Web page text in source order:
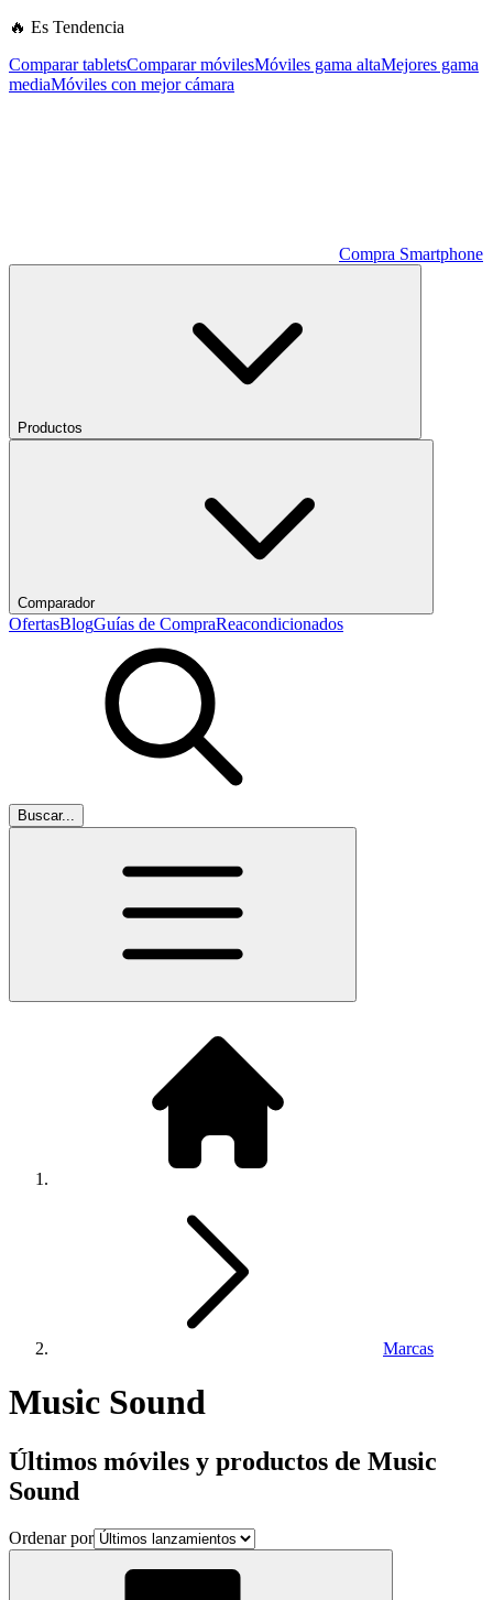
🔥 Es Tendencia
Comparar tabletsComparar móvilesMóviles gama altaMejores gama
mediaMóviles con mejor cámara
Compra Smartphone
Productos
Comparador
OfertasBlogGuías de CompraReacondicionados
Buscar...
Marcas
Music Sound
Últimos móviles y productos de Music
Sound
Ordenar por